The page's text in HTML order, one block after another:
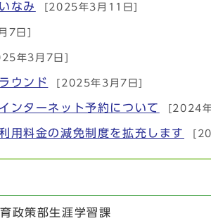
なみ [2025年3月11日]
7日]
年3月7日]
ウンド [2025年3月7日]
ンターネット予約について [2024
用料金の減免制度を拡充します
政策部生涯学習課